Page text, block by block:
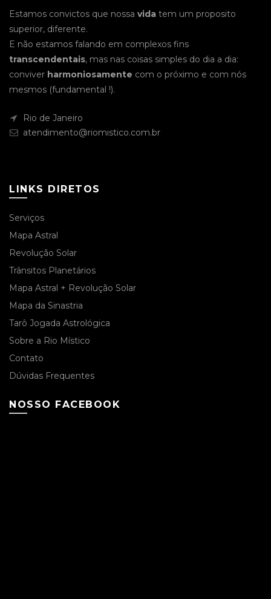
Estamos convictos que nossa vida tem um proposito
superior, diferente.
E não estamos falando em complexos fins
transcendentais, mas nas coisas simples do dia a dia:
conviver harmoniosamente com o próximo e com nós
mesmos (fundamental !).
Rio de Janeiro
atendimento@riomistico.com.br
LINKS DIRETOS
Serviços
Mapa Astral
Revolução Solar
Trânsitos Planetários
Mapa Astral + Revolução Solar
Mapa da Sinastria
Tarô Jogada Astrológica
Sobre a Rio Místico
Contato
Dúvidas Frequentes
NOSSO FACEBOOK